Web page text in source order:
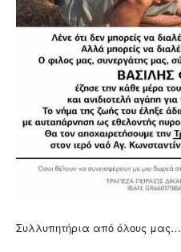
Συλλυπητήρια από όλους μας…